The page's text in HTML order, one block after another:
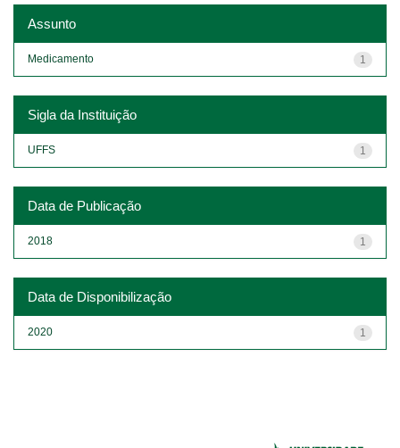
Assunto
1
Medicamento
Sigla da Instituição
1
UFFS
Data de Publicação
1
2018
Data de Disponibilização
1
2020